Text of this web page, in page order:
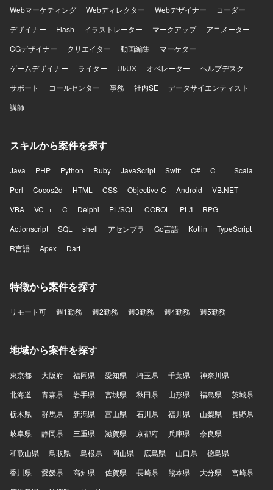
Webマーケティング
Webディレクター Webデザイナー
コーダー
デザイナー
Flash イラストレーター マークアップ
アニメーター
CGデザイナー
クリエイター 動画編集
マーケター
ゲームデザイナー
ライター UI/UX オペレーター
ヘルプデスク
サポート
コールセンター 事務 社内SE
データサイエンティスト
講師
スキルから案件を探す
Java PHP Python Ruby JavaScript Swift C# C++
Scala
Perl
Cocos2d HTML CSS Objective-C Android
VB.NET
VBA
VC++ C Delphi PL/SQL COBOL PL/I
RPG
Actionscript
SQL shell アセンブラ Go言語 Kotlin
TypeScript
R言語
Apex Dart
特徴から案件を探す
リモート可 週1勤務 週2勤務 週3勤務 週4勤務 週5勤務
地域から案件を探す
東京都 大阪府 福岡県 愛知県 埼玉県 千葉県
神奈川県
北海道
青森県 岩手県 宮城県 秋田県 山形県 福島県
茨城県
栃木県
群馬県 新潟県 富山県 石川県 福井県 山梨県
長野県
岐阜県
静岡県 三重県 滋賀県 京都府 兵庫県
奈良県
和歌山県
鳥取県 島根県 岡山県 広島県 山口県
徳島県
香川県
愛媛県 高知県 佐賀県 長崎県 熊本県 大分県
宮崎県